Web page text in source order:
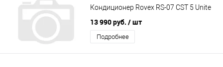
Кондиционер Rovex RS-07 CST 5 Unite
13 990 руб. / шт
Подробнее